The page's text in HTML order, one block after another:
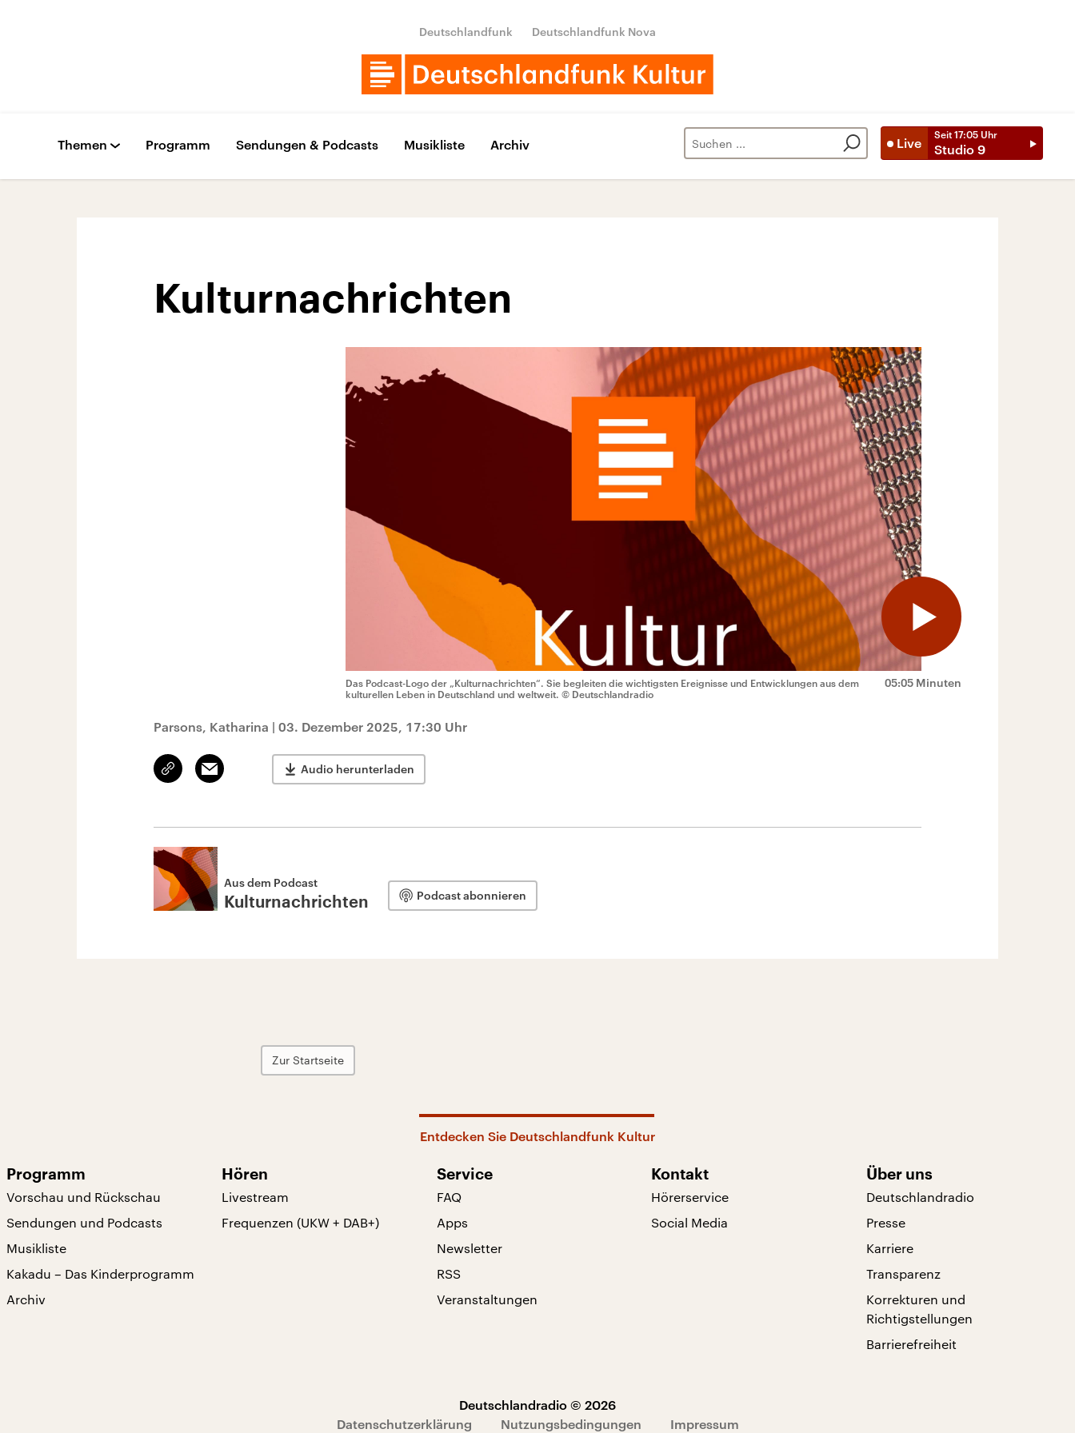
Deutschlandfunk Deutschlandfunk Nova
Live
Seit 17:05 Uhr
Studio 9
Themen Programm Sendungen & Podcasts Musikliste Archiv
Kulturnachrichten
05:05 Minuten
Das Podcast-Logo der „Kulturnachrichten“. Sie begleiten die wichtigsten Ereignisse und Entwicklungen aus dem
kulturellen Leben in Deutschland und weltweit. © Deutschlandradio
Parsons, Katharina | 03. Dezember 2025, 17:30 Uhr
Link
kopieren/teilen
Email Audio herunterladen
Aus dem Podcast
Kulturnachrichten Podcast abonnieren
Zur Startseite
Entdecken Sie Deutschlandfunk Kultur
Programm
Vorschau und Rückschau
Sendungen und Podcasts
Musikliste
Kakadu – Das Kinderprogramm
Archiv
Hören
Livestream
Frequenzen (UKW + DAB+)
Service
FAQ
Apps
Newsletter
RSS
Veranstaltungen
Kontakt
Hörerservice
Social Media
Über uns
Deutschlandradio
Presse
Karriere
Transparenz
Korrekturen und
Richtigstellungen
Barrierefreiheit
Deutschlandradio © 2026
Datenschutzerklärung
Nutzungsbedingungen Impressum